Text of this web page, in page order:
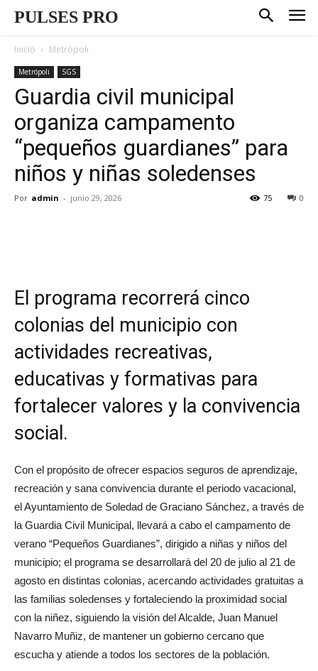
PULSES PRO
Inicio Metrópoli
Metrópoli SGS
Guardia civil municipal
organiza campamento
“pequeños guardianes” para
niños y niñas soledenses
Por admin - junio 29, 2026 0
75
El programa recorrerá cinco
colonias del municipio con
actividades recreativas,
educativas y formativas para
fortalecer valores y la convivencia
social.
Con el propósito de ofrecer espacios seguros de aprendizaje,
recreación y sana convivencia durante el periodo vacacional,
el Ayuntamiento de Soledad de Graciano Sánchez, a través de
la Guardia Civil Municipal, llevará a cabo el campamento de
verano “Pequeños Guardianes”, dirigido a niñas y niños del
municipio; el programa se desarrollará del 20 de julio al 21 de
agosto en distintas colonias, acercando actividades gratuitas a
las familias soledenses y fortaleciendo la proximidad social
con la niñez, siguiendo la visión del Alcalde, Juan Manuel
Navarro Muñiz, de mantener un gobierno cercano que
escucha y atiende a todos los sectores de la población.